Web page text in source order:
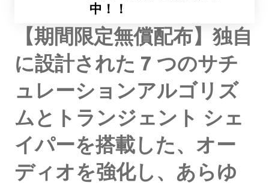
中！！
【期間限定無償配布】独自
に設計された 7 つのサチ
ュレーションアルゴリズ
ムとトランジェント シェ
イパーを搭載した、オー
ディオを強化し、あらゆ